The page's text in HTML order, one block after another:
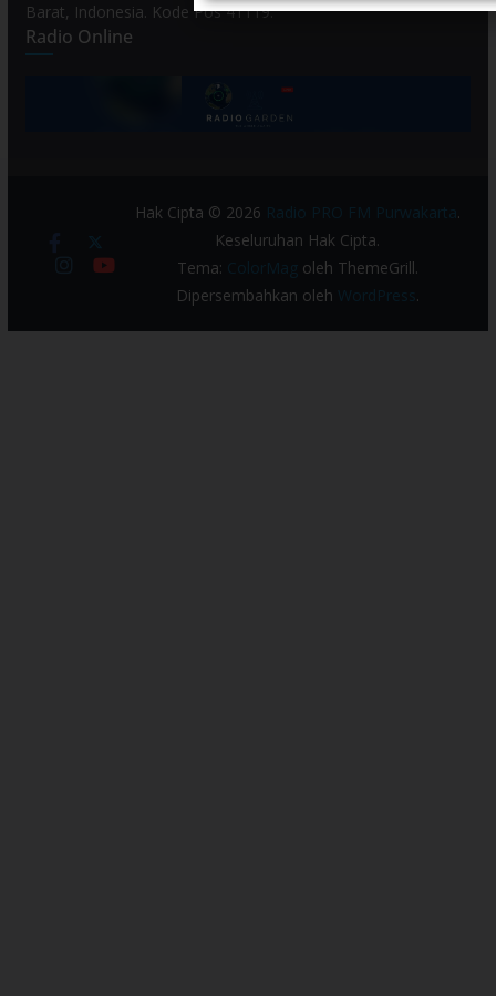
Barat, Indonesia. Kode Pos 41119.
Radio Online
Hak Cipta © 2026 Radio PRO FM Purwakarta.
Keseluruhan Hak Cipta.
Tema: ColorMagoleh ThemeGrill.
Dipersembahkan oleh WordPress .